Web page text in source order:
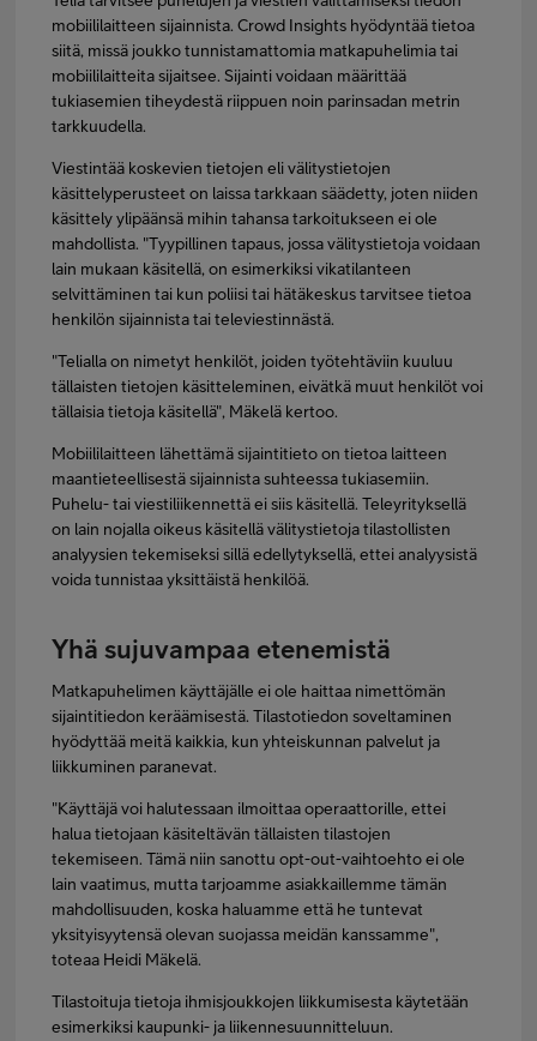
mobiililaitteen sijainnista. Crowd Insights hyödyntää tietoa
siitä, missä joukko tunnistamattomia matkapuhelimia tai
mobiililaitteita sijaitsee. Sijainti voidaan määrittää
tukiasemien tiheydestä riippuen noin parinsadan metrin
tarkkuudella.
Viestintää koskevien tietojen eli välitystietojen
käsittelyperusteet on laissa tarkkaan säädetty, joten niiden
käsittely ylipäänsä mihin tahansa tarkoitukseen ei ole
mahdollista. "Tyypillinen tapaus, jossa välitystietoja voidaan
lain mukaan käsitellä, on esimerkiksi vikatilanteen
selvittäminen tai kun poliisi tai hätäkeskus tarvitsee tietoa
henkilön sijainnista tai televiestinnästä.
"Telialla on nimetyt henkilöt, joiden työtehtäviin kuuluu
tällaisten tietojen käsitteleminen, eivätkä muut henkilöt voi
tällaisia tietoja käsitellä", Mäkelä kertoo.
Mobiililaitteen lähettämä sijaintitieto on tietoa laitteen
maantieteellisestä sijainnista suhteessa tukiasemiin.
Puhelu- tai viestiliikennettä ei siis käsitellä. Teleyrityksellä
on lain nojalla oikeus käsitellä välitystietoja tilastollisten
analyysien tekemiseksi sillä edellytyksellä, ettei analyysistä
voida tunnistaa yksittäistä henkilöä.
Yhä sujuvampaa etenemistä
Matkapuhelimen käyttäjälle ei ole haittaa nimettömän
sijaintitiedon keräämisestä. Tilastotiedon soveltaminen
hyödyttää meitä kaikkia, kun yhteiskunnan palvelut ja
liikkuminen paranevat.
"Käyttäjä voi halutessaan ilmoittaa operaattorille, ettei
halua tietojaan käsiteltävän tällaisten tilastojen
tekemiseen. Tämä niin sanottu opt-out-vaihtoehto ei ole
lain vaatimus, mutta tarjoamme asiakkaillemme tämän
mahdollisuuden, koska haluamme että he tuntevat
yksityisyytensä olevan suojassa meidän kanssamme",
toteaa Heidi Mäkelä.
Tilastoituja tietoja ihmisjoukkojen liikkumisesta käytetään
esimerkiksi kaupunki- ja liikennesuunnitteluun.